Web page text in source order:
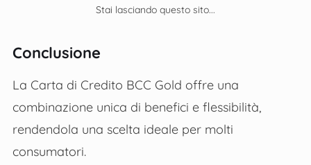
Stai lasciando questo sito...
Conclusione
La Carta di Credito BCC Gold offre una
combinazione unica di benefici e flessibilità,
rendendola una scelta ideale per molti
consumatori.